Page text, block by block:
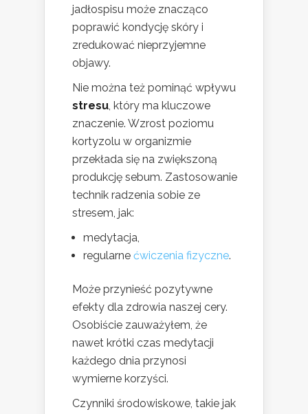
jadłospisu może znacząco
poprawić kondycję skóry i
zredukować nieprzyjemne
objawy.
Nie można też pominąć wpływu
stresu, który ma kluczowe
znaczenie. Wzrost poziomu
kortyzolu w organizmie
przekłada się na zwiększoną
produkcję sebum. Zastosowanie
technik radzenia sobie ze
stresem, jak:
medytacja,
regularne ćwiczenia fizyczne.
Może przynieść pozytywne
efekty dla zdrowia naszej cery.
Osobiście zauważyłem, że
nawet krótki czas medytacji
każdego dnia przynosi
wymierne korzyści.
Czynniki środowiskowe, takie jak